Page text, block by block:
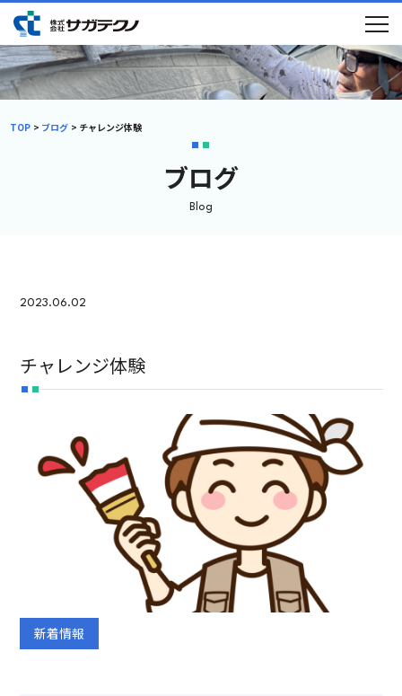
TEL:075-882-1268
9:00 ~ 17:30
ブログ
Blog
TOP ブログ チャレンジ体験
2023.06.02
チャレンジ体験
新着情報